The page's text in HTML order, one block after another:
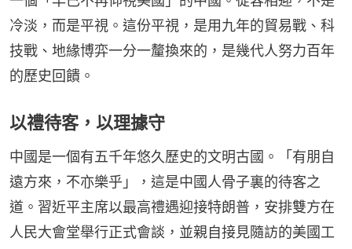
冷淡，而是平視。這份平視，是用九年的貿易戰、科
技戰、地緣博弈一分一釐換來的，是幾代人努力百年
的歷史回饋。
以禮待客，以理據守
中國是一個有五千年悠久歷史的文明古國。「有朋自
遠方來，不亦樂乎」，這是中國人骨子裏的待客之
道。習近平主席以最高禮遇迎接特朗普，安排雙方在
人民大會堂舉行正式會談，並親自接見隨訪的美國工